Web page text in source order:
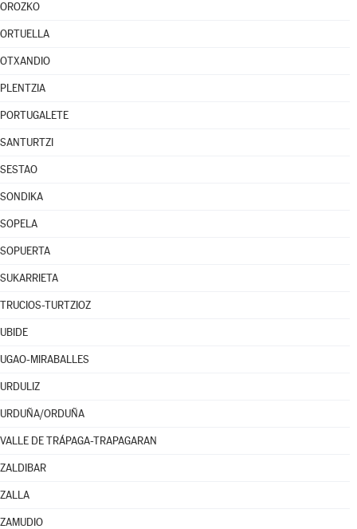
OROZKO
ORTUELLA
OTXANDIO
PLENTZIA
PORTUGALETE
SANTURTZI
SESTAO
SONDIKA
SOPELA
SOPUERTA
SUKARRIETA
TRUCIOS-TURTZIOZ
UBIDE
UGAO-MIRABALLES
URDULIZ
URDUÑA/ORDUÑA
VALLE DE TRÁPAGA-TRAPAGARAN
ZALDIBAR
ZALLA
ZAMUDIO